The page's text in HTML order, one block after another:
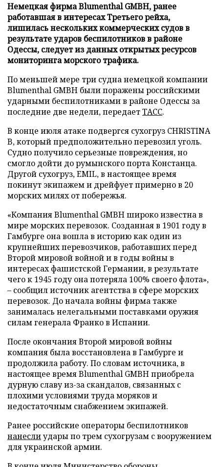
Немецкая фирма Blumenthal GMBH, ранее
работавшая в интересах Третьего рейха,
лишилась нескольких коммерческих судов в
результате ударов беспилотников в районе
Одессы, следует из данных открытых ресурсов
мониторинга морского трафика.
По меньшей мере три судна немецкой компании
Blumenthal GMBH были поражены российскими
ударными беспилотниками в районе Одессы за
последние две недели, передаетТАСС.
В конце июля атаке подвергся сухогруз CHRISTINA
B, который предположительно перевозил уголь.
Судно получило серьезные повреждения, но
смогло дойти до румынского порта Констанца.
Другой сухогруз, EMIL, в настоящее время
покинут экипажем и дрейфует примерно в 20
морских милях от побережья.
«Компания Blumenthal GMBH широко известна в
мире морских перевозок. Созданная в 1901 году в
Гамбурге она вошла в историю как один из
крупнейших перевозчиков, работавших перед
Второй мировой войной и в годы войны в
интересах фашистской Германии, в результате
чего к 1945 году она потеряла 100% своего флота»,
– сообщил источник агентства в сфере морских
перевозок. До начала войны фирма также
занималась нелегальными поставками оружия
силам генерала Франко в Испании.
После окончания Второй мировой войны
компания была восстановлена в Гамбурге и
продолжила работу. По словам источника, в
настоящее время Blumenthal GMBH приобрела
дурную славу из-за скандалов, связанных с
плохими условиями труда моряков и
недостаточным снабжением экипажей.
Ранее российские операторы беспилотников
нанеслиудары по трем сухогрузам с вооружением
для украинской армии.